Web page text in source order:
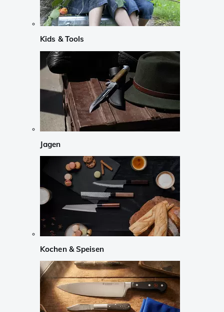
Kids & Tools
Jagen
Kochen & Speisen